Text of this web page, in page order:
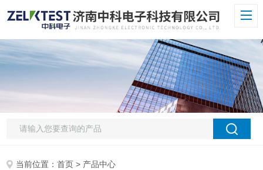
当前位置：首页 > 产品中心